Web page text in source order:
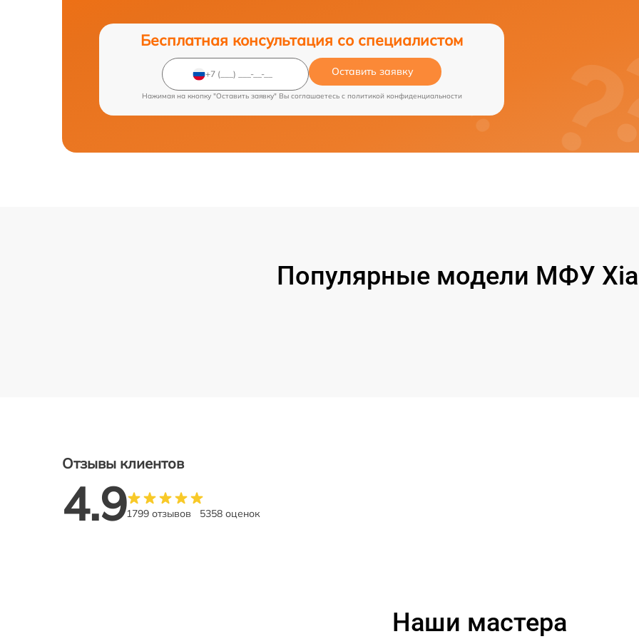
Бесплатная консультация со специалистом
Оставить заявку
Нажимая на кнопку "Оставить заявку" Вы соглашаетесь c политикой конфиденциальности
Популярные модели МФУ
Отзывы клиентов
4.91799 отзывов 5358 оценок
Наши мастера